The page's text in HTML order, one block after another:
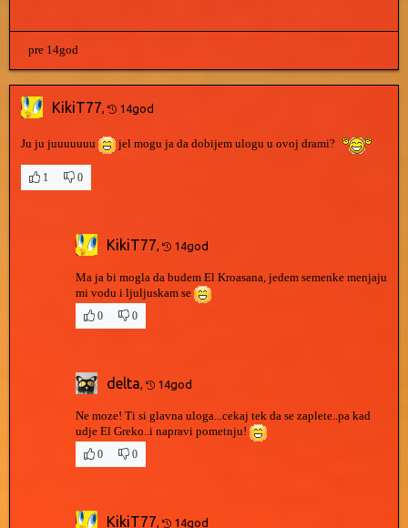
pre 14god
KikiT77 14god
Ju ju juuuuuuu jel mogu ja da dobijem ulogu u ovoj drami?
1 0
KikiT77 14god
Ma ja bi mogla da budem El Kroasana, jedem semenke menjaju
mi vodu i ljuljuskam se
0
0
delta 14god
Ne moze! Ti si glavna uloga...cekaj tek da se zaplete..pa kad
udje El Greko..i napravi pometnju!
0
0
KikiT77 14god